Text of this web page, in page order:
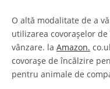
O altă modalitate de a
utilizarea covorașelor
vânzare. la Amazon.
covorașe de încălzire
pentru animale de